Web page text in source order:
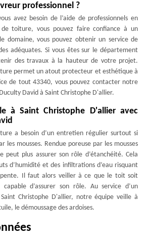
professionnel ?
avez besoin de l’aide de professionnels en
de toiture, vous pouvez faire confiance à un
domaine, vous pouvez obtenir un service de
adéquates. Si vous êtes sur le département
des travaux à la hauteur de votre projet.
permet un atout protecteur et esthétique à
de tout 43340, vous pouvez contacter notre
David à Saint Christophe D'allier.
à Saint Christophe D'allier avec
a besoin d’un entretien régulier surtout si
les mousses. Rendue poreuse par les mousses
peut plus assurer son rôle d’étanchéité. Cela
d’humidité et des infiltrations d’eau risquant
Il faut alors veiller à ce que le toit soit
d’assurer son rôle. Au service d’un
Christophe D'allier, notre équipe veille à
le démoussage des ardoises.